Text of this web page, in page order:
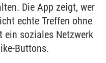
Die App zeigt, wer
echte Treffen ohne
ein soziales Netzwerk
Buttons.